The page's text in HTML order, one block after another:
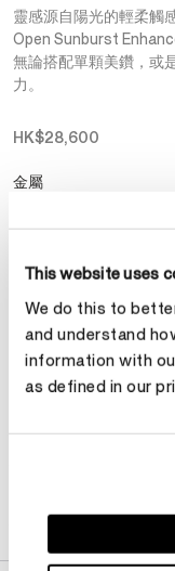
This website uses
We do this to
and understand
information with
as defined in our
靈感源自陽光的輕柔觸
Open Sunburst
無論搭配單顆美鑽，或
力。
HK$28,600
金屬
選擇 金屬